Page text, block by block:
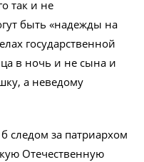
так и не
быть «надежды на
государственной
в ночь и не сына и
а неведому
следом за патриархом
Отечественную